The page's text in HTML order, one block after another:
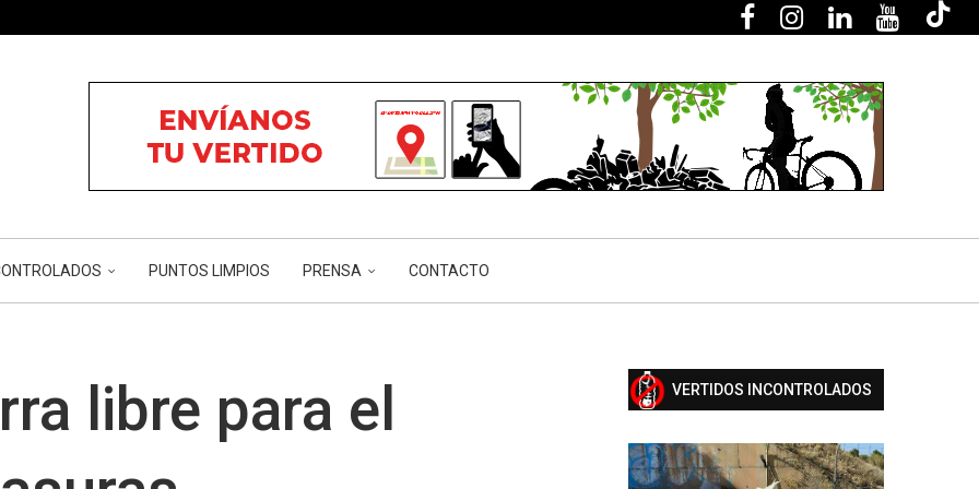
PUNTOS LIMPIOS PRENSA CONTACTO
libre para el
VERTIDOS INCONTROLADOS